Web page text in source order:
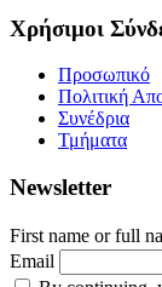
Χρήσιμοι
Προσωπικό
Πολιτική
Συνέδρια
Τμήματα
Newsletter
First name or full
Email